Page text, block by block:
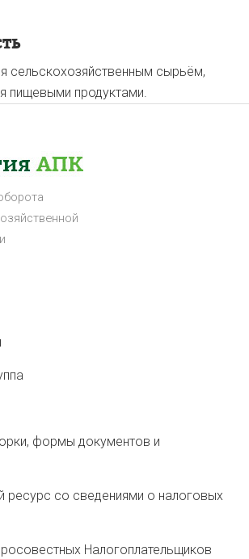
сельскохозяйственным сырьём,
пищевыми продуктами.
формы документов и
ресурс со сведениями о налоговых
Налогоплательщиков